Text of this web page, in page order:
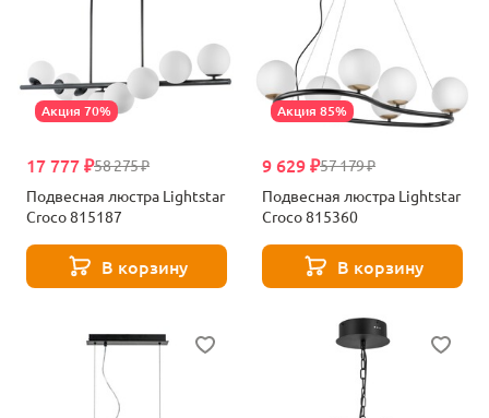
Акция 70%
58 275 ₽
17 777 ₽
Подвесная люстра Lightstar
Croco 815187
В корзину
Акция 85%
57 179 ₽
9 629 ₽
Подвесная люстра Lightstar
Croco 815360
В корзину